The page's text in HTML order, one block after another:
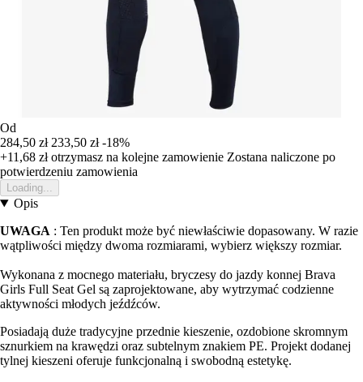
Od
284,50 zł 233,50 zł -18%
+11,68 złotrzymasz na kolejne zamowienie Zostana naliczone po
potwierdzeniu zamowienia
Loading...
Opis
UWAGA : Ten produkt może być niewłaściwie dopasowany. W razie
wątpliwości między dwoma rozmiarami, wybierz większy rozmiar.
Wykonana z mocnego materiału, bryczesy do jazdy konnej Brava
Girls Full Seat Gel są zaprojektowane, aby wytrzymać codzienne
aktywności młodych jeźdźców.
Posiadają duże tradycyjne przednie kieszenie, ozdobione skromnym
sznurkiem na krawędzi oraz subtelnym znakiem PE. Projekt dodanej
tylnej kieszeni oferuje funkcjonalną i swobodną estetykę.